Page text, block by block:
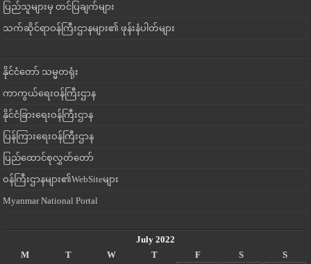
ပြည်သူများမှ တင်ပြချက်များ
သက်ဆိုင်ရာဝန်ကြီးဌာနများ၏ ဖုန်းနံပါတ်များ
နိုင်ငံတော် သမ္မတရုံး
ကာကွယ်ရေးဝန်ကြီးဌာန
နိုင်ငံခြားရေးဝန်ကြီးဌာန
ပြန်ကြားရေးဝန်ကြီးဌာန
ပြည်ထောင်စုလွှတ်တော်
ဝန်ကြီးဌာနများ၏WebSiteများ
Myanmar National Portal
July 2022
M
T W T F S S